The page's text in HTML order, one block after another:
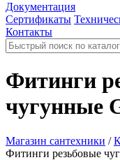
Документация
Сертификаты
Контакты
Фитинги
чугунные
Магазин сантехники /
Фитинги резьбовые